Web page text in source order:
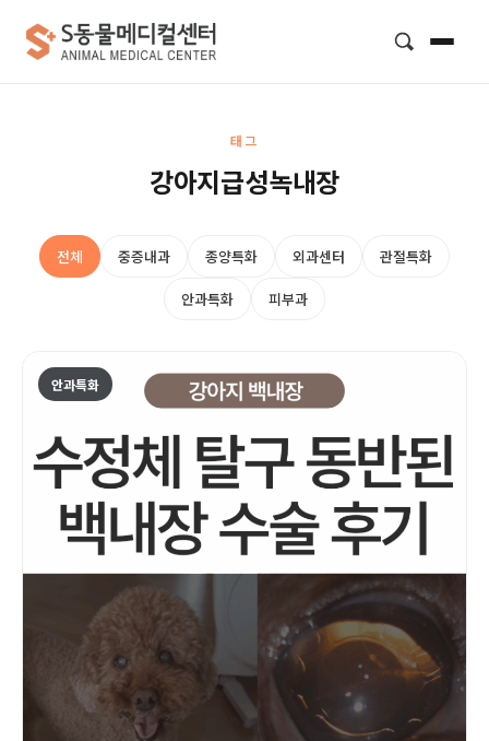
태그
강아지급성녹내장
전체 중증내과 종양특화 외과센터 관절특화
안과특화 피부과
안과특화